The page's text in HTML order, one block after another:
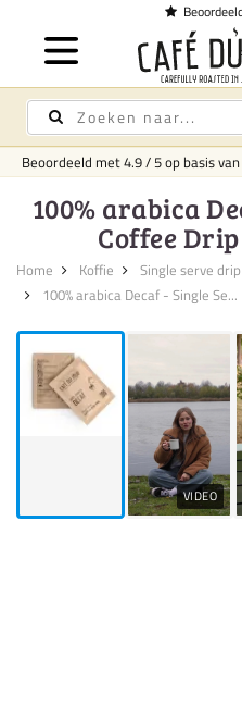
Beoordeeld met4.9/5op basis van
100% arabica
Coffee
Home Koffie
Single serve
100% arabica Decaf - Single Se...
VIDEO